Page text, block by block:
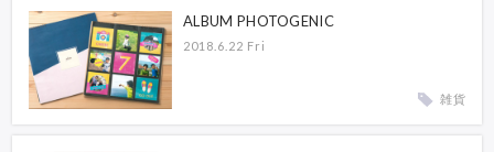
ALBUM PHOTOGENIC
2018.6.22 Fri
雑貨